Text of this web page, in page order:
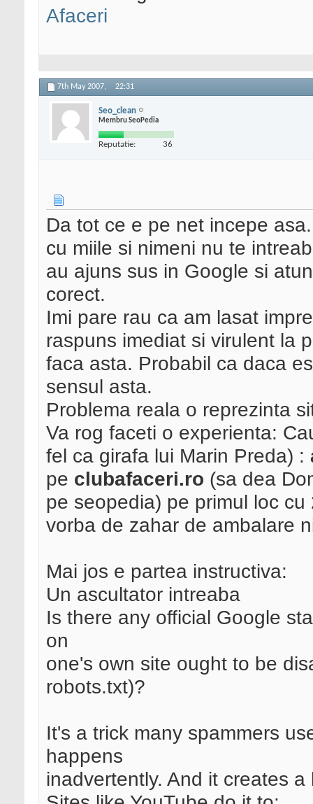
Afaceri
7th May 2007, 22:31
Seo_clean
Membru SeoPedia
Reputatie: 36
Da tot ce e pe net incepe
cu miile si nimeni nu te
au ajuns sus in Google si
corect.
Imi pare rau ca am lasat
raspuns imediat si virulent la
faca asta. Probabil ca daca
sensul asta.
Problema reala o reprezinta
Va rog faceti o experienta:
fel ca girafa lui Marin Preda) :
pe clubafaceri.ro (sa dea
pe seopedia) pe primul loc
vorba de zahar de ambalare
Mai jos e partea instructiva:
Un ascultator intreaba
Is there any official Google
on
one's own site ought to be
robots.txt)?
It's a trick many spammers
happens
inadvertently. And it creates